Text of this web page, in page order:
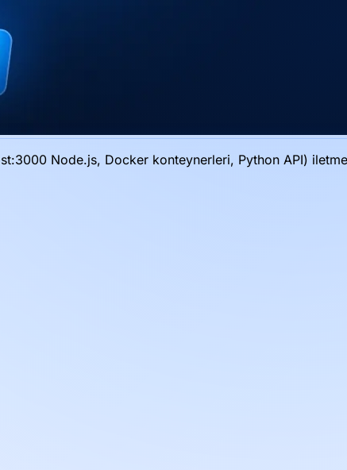
Node.js, Docker konteynerleri, Python API)